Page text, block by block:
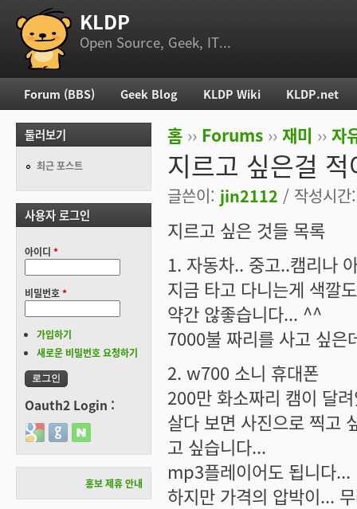
부 메뉴 KLDP
Open Source, Geek, IT...
현재 위치
홈 ›› Forums ›› 재미 ›› 자
지르고 싶은걸
글쓴이: jin2112 / 작성시
지르고 싶은 것들 목록
1. 자동차.. 중고..캠리나
지금 타고 다니는게 색깔
약간 않좋습니다... ^^
7000불 짜리를 사고 싶은
2. w700 소니 휴대폰
200만 화소짜리 캠이 달
살다 보면 사진으로 찍고
고 싶습니다...
mp3플레이어도 됩니다...
하지만 가격의 압박이...
주 메뉴
Forum (BBS) Geek Blog KLDP Wiki KLDP.net
둘러보기
최근 포스트
사용자 로그인
아이디 *
비밀번호*
가입하기
새로운 비밀번호 요청하기
Oauth2 Login :
Login with Google
Login with GitHub
Login with Naver
홍보 제휴 안내